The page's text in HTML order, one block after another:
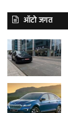
ऑटो जगत